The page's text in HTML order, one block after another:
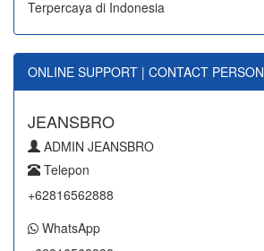
ONLINE SUPPORT | CONTACT PERSON
JEANSBRO
ADMIN JEANSBRO
Telepon
+62816562888
WhatsApp